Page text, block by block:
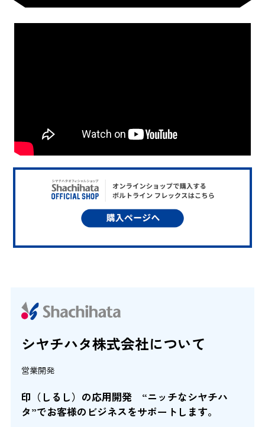
シヤチハタ株式会社について
営業開発
印（しるし）の応用開発 “ニッチなシヤチハ
タ”でお客様のビジネスをサポートします。